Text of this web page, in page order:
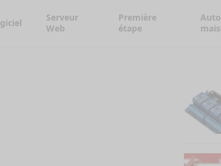
Serveur
Web
Première
étape